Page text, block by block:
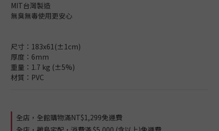
MIT台灣製造
無臭無毒使用更安心
尺寸：183x61(±1cm)
厚度：6mm
重量：1.7 kg (±5%)
材質：PVC
全店，全館購物滿NT$1,299免運費